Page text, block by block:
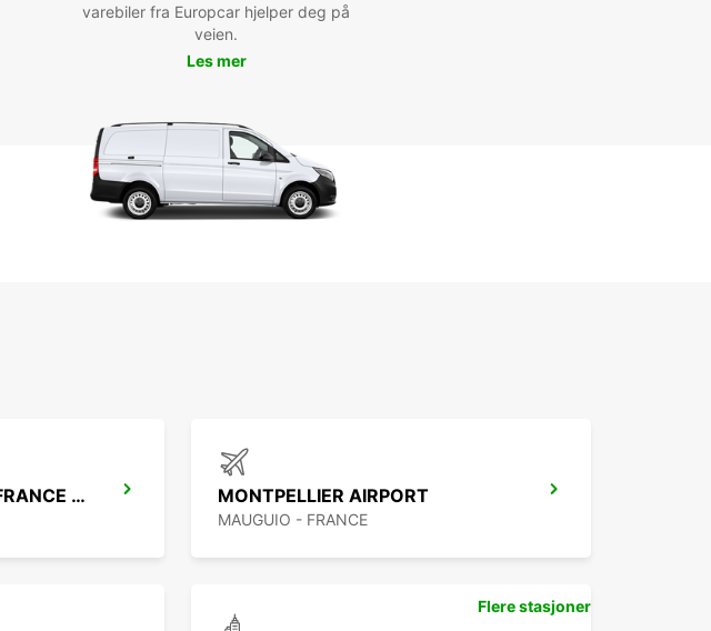
varebiler fra Europcar hjelper deg på
veien.
Les mer
MONTPELLIER SUD DE FRANCE LGV RAILWAY STATION MONTPELLIER AIRPORT
MAUGUIO - FRANCE
Flere stasjoner